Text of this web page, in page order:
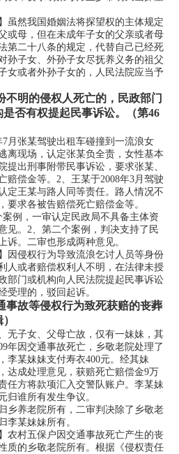
然我国婚姻法将探望权的主体规定
或母，但在未成年子女的父亲或者母
第二十八条的规定，代替自己已经死
孙子女、外孙子女尽抚养义务的祖父
女或者外孙子女的，人民法院应当予
不明的侵权人死亡的，民政部门
否有权提起民事诉讼。（第46
张某驾驶出租车碰撞到一流浪女
离现场，认定张某负全责，女性基本
提出刑事附带民事诉讼，要求张某、
赔偿金等。2、王某于2008年3月驾驶
定王某与路人同等责任。路人情况不
要求各被告赔偿死亡赔偿金等。
例，一审认定民政局不具备主体资
见。2、第二个案例，判决支持了民
诉。二审也形成两种意见。
侵权行为导致流浪乞讨人员等身份
人或者赔偿权利人不明，在法律未授
部门或机构向人民法院提起民事诉讼
受理的，驳回起诉。
事故等侵权行为致死获赔的丧葬
子女、父母亡故，仅有一妹妹，其
年因交通事故死亡，乡敬老院处理了
李某妹妹支付寿衣400元。经其妹
达成处理意见，获赔死亡赔偿金9万
任方将款项汇入交警队账户。李某妹
归谁所有发生争议。
养老院所有，二审判决除了乡敬老
李某妹妹所有。
村五保户因交通事故死亡产生的丧
质的乡敬老院所有。根据《侵权责任